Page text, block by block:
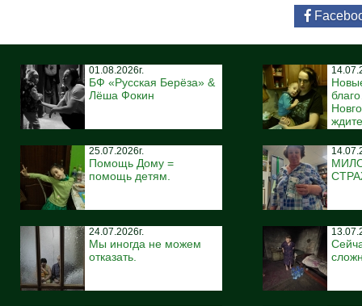
01.08.2026г.
БФ «Русская Берёза» &
Лёша Фокин
25.07.2026г.
Помощь Дому =
помощь детям.
24.07.2026г.
Мы иногда не можем
отказать.